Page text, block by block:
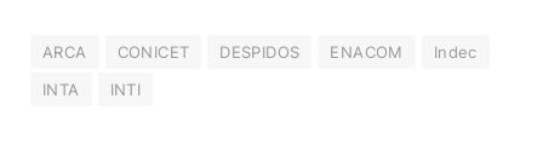
ARCA CONICET DESPIDOS ENACOM
Indec
INTA
INTI